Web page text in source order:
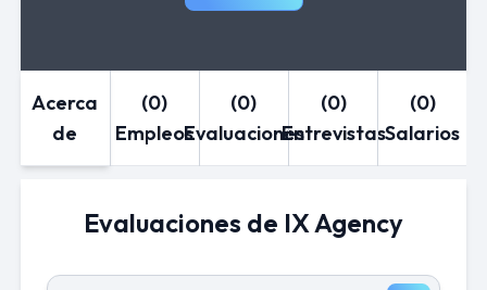
Acerca
de
(0)
Empleos
(0)
Evaluaciones
(0)
Entrevistas
(0)
Salarios
Evaluaciones de IX Agency